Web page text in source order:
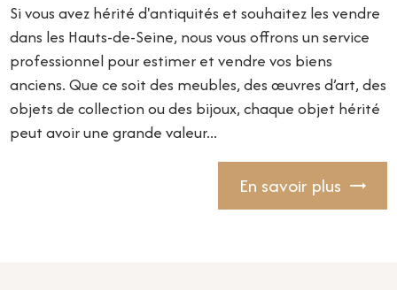
Si vous avez hérité d'antiquités et souhaitez les vendre
dans les Hauts-de-Seine, nous vous offrons un service
professionnel pour estimer et vendre vos biens
anciens. Que ce soit des meubles, des œuvres d’art, des
objets de collection ou des bijoux, chaque objet hérité
peut avoir une grande valeur...
En savoir plus